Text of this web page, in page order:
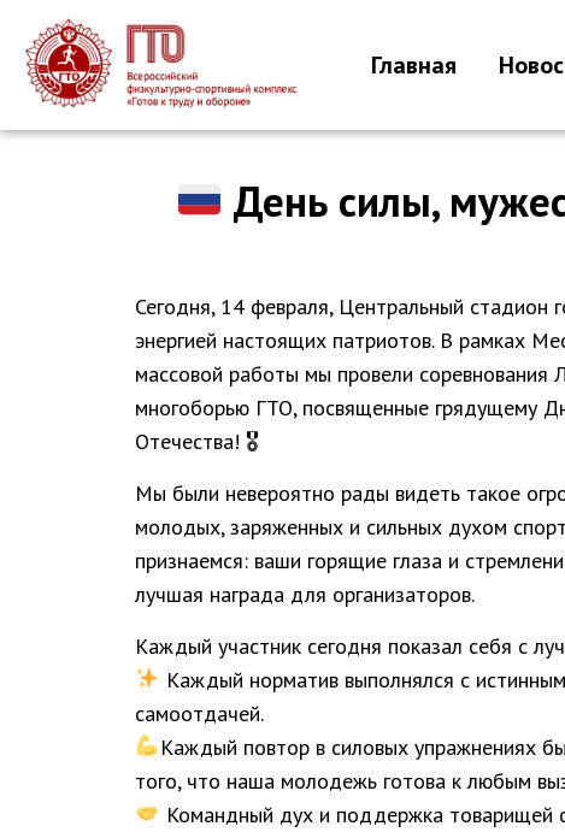
Главная
День силы,
Сегодня, 14 февраля, Центральный стадион
энергией настоящих патриотов. В рамках
массовой работы мы провели
многоборью ГТО, посвященные грядущему
Отечества! 🎖
Мы были невероятно рады видеть такое
молодых, заряженных и сильных духом
признаемся: ваши горящие глаза и
лучшая награда для организаторов.
Каждый участник сегодня показал себя с
Каждый норматив выполнялся с
самоотдачей.
Каждый повтор в силовых упражнениях
того, что наша молодежь готова к любым
Командный дух и поддержка товарищей